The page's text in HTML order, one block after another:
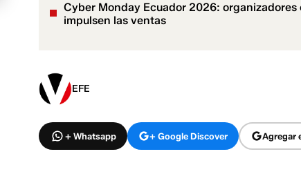
Cyber Monday Ecuador 2026:
impulsen las ventas
EFE
+ Whatsapp + Google Discover Agregar